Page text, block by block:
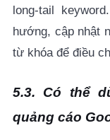
long-tail
hướng, cập nhật
từ khóa để điều
5.3. Có thể
quảng cáo